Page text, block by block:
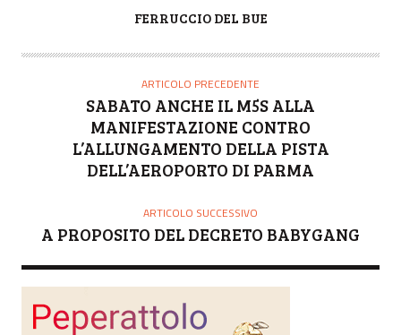
T
FERRUCCIO DEL BUE
ARTICOLO PRECEDENTE
SABATO ANCHE IL M5S ALLA
MANIFESTAZIONE CONTRO
L’ALLUNGAMENTO DELLA PISTA
DELL’AEROPORTO DI PARMA
ARTICOLO SUCCESSIVO
A PROPOSITO DEL DECRETO BABYGANG